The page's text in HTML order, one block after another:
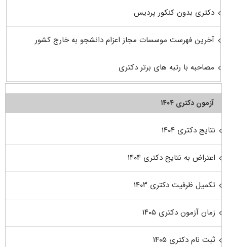
دکتری بدون کنکور پردیس
آخرین فهرست موسسات مجاز اعزام دانشجو به خارج کشور
مصاحبه با رتبه های برتر دکتری
آزمون دکتری ۱۴۰۴
نتایج دکتری ۱۴۰۴
اعتراض به نتایج دکتری ۱۴۰۴
تکمیل ظرفیت دکتری ۱۴۰۳
زمان آزمون دکتری ۱۴۰۵
ثبت نام دکتری ۱۴۰۵